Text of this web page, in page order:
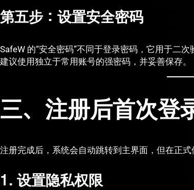
第五步：设置安全密码
SafeW 的“安全密码”不同于登录密码，它用于二次
建议使用独立于常用账号的强密码，并妥善保存。
三、注册后首次登
注册完成后，系统会自动跳转到主界面，但在正式
1. 设置隐私权限